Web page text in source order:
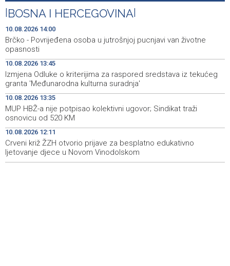
14:20
Na Bjelašnici danas 18, u Mostaru 40 stepeni, i sutra u
Bosni i Hercegovini sunčano i vruće
14:09 Na Banjalučkoj berzi promet 544.906,42 KM
14:00
Brčko - Povrijeđena osoba u jutrošnjoj pucnjavi van
životne opasnosti
13:59
Najmanje 12 ubijenih u napadu ukrajinskih dronova na
ruski grad Nižnjekamsk
13:59
Šelo Šabić: Evropska konfederacija nije zamjena za
BOSNA I HERCEGOVINA
10.08.2026 14:00
Brčko - Povrijeđena osoba u jutrošnjoj pucnjavi van životne
opasnosti
10.08.2026 13:45
Izmjena Odluke o kriterijima za raspored sredstava iz tekućeg
granta 'Međunarodna kulturna suradnja'
10.08.2026 13:35
MUP HBŽ-a nije potpisao kolektivni ugovor; Sindikat traži
osnovicu od 520 KM
10.08.2026 12:11
Crveni križ ŽZH otvorio prijave za besplatno edukativno
ljetovanje djece u Novom Vinodolskom